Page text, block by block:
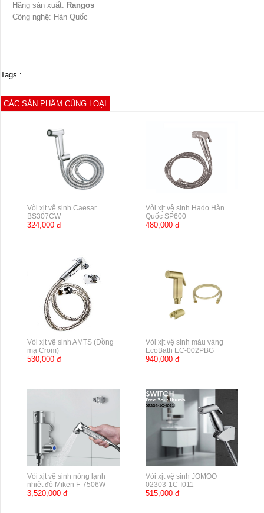
Hãng sản xuất: Rangos
Công nghệ: Hàn Quốc
Tags :
CÁC SẢN PHẨM CÙNG LOẠI
Vòi xịt vệ sinh Caesar
BS307CW
324,000 đ
Vòi xịt vệ sinh Hado Hàn
Quốc SP600
480,000 đ
Vòi xịt vệ sinh AMTS (Đồng
mạ Crom)
530,000 đ
Vòi xịt vệ sinh màu vàng
EcoBath EC-002PBG
940,000 đ
Vòi xịt vệ sinh nóng lạnh
nhiệt độ Miken F-7506W
3,520,000 đ
Vòi xịt vệ sinh JOMOO
02303-1C-I011
515,000 đ